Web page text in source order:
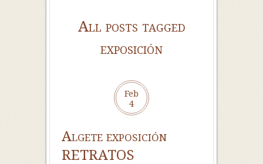
All posts tagged
exposición
Feb
4
Algete exposición
RETRATOS